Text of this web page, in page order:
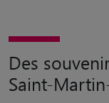
Retrouvez tous les